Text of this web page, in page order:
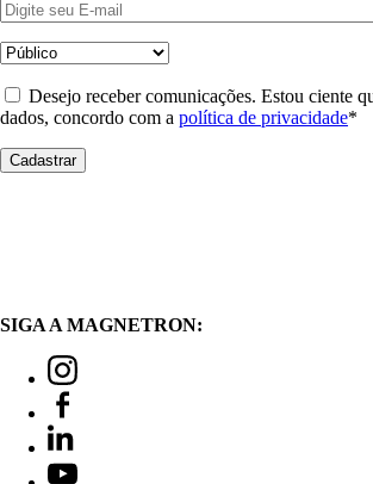
Desejo receber comunicações. Estou ciente
dados, concordo com a política de privacidade*
SIGA A MAGNETRON: